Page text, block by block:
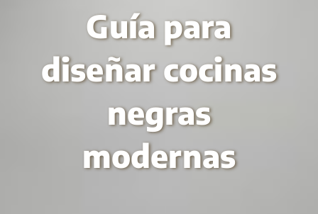
Guía para
diseñar cocinas
negras
modernas